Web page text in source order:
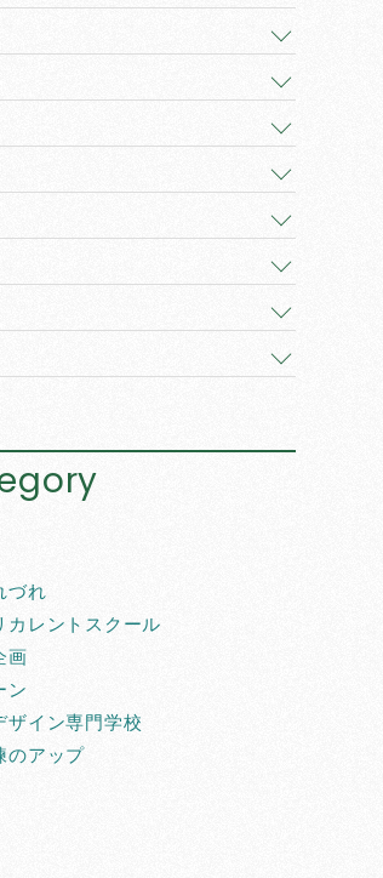
づれ
カレントスクール
画
ン
ザイン専門学校
のアップ